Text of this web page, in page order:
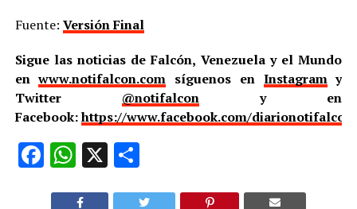
Fuente: Versión Final
Sigue las noticias de Falcón, Venezuela y el Mundo
enwww.notifalcon.com síguenos en Instagramy
Twitter @notifalcony en
Facebook:https://www.facebook.com/
Facebook
WhatsApp
X Compartir